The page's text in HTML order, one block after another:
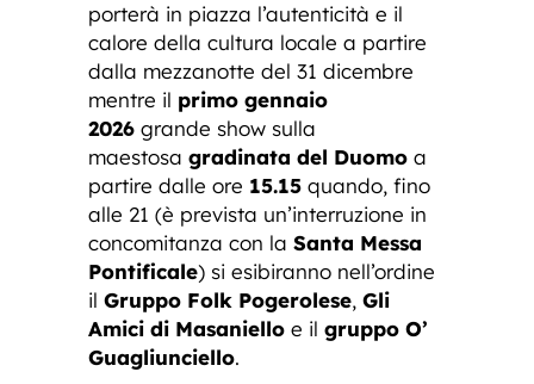
porterà in piazza l’autenticità e il
calore della cultura locale a partire
dalla mezzanotte del 31 dicembre
mentre il primo gennaio
2026 grande show sulla
maestosa gradinata del Duomo a
partire dalle ore 15.15 quando, fino
alle 21 (è prevista un’interruzione in
concomitanza con la Santa Messa
Pontificale) si esibiranno nell’ordine
il Gruppo Folk Pogerolese, Gli
Amici di Masaniello e il gruppo O’
Guagliunciello.